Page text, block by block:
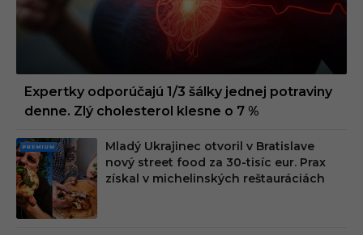
Expertky odporúčajú 1/3 šálky jednej potraviny
denne. Zlý cholesterol klesne o 7 %
PRE
MIU
M
Mladý Ukrajinec otvoril v Bratislave
nový street food za 30-tisíc eur. Prax
získal v michelinských reštauráciách